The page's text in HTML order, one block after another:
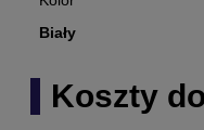
Biały
Koszty
Cena nie zawiera